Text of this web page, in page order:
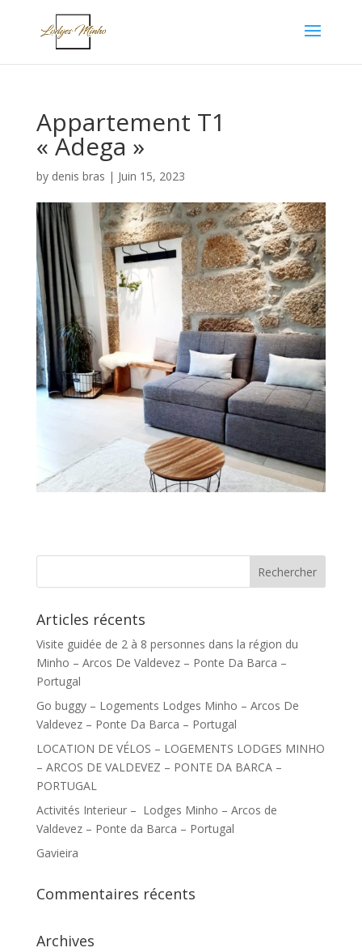
Appartement T1
« Adega »
by denis bras | Juin 15, 2023
Articles récents
Visite guidée de 2 à 8 personnes dans la région du
Minho – Arcos De Valdevez – Ponte Da Barca –
Portugal
Go buggy – Logements Lodges Minho – Arcos De
Valdevez – Ponte Da Barca – Portugal
LOCATION DE VÉLOS – LOGEMENTS LODGES MINHO
– ARCOS DE VALDEVEZ – PONTE DA BARCA –
PORTUGAL
Activités Interieur – Lodges Minho – Arcos de
Valdevez – Ponte da Barca – Portugal
Gavieira
Commentaires récents
Archives